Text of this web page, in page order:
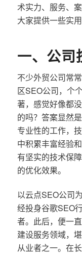
术实力、服务、
大家提供一些实
一、公司
不少外贸公司常
区SEO公司，个
著，感觉好像都
的吗？答案显然
专业性的工作，
中积累丰富经验
有坚实的技术保
的优化效果。
以云点SEO公司
经投身谷歌SEO
者。此后，便一
建设服务领域，
从业者之一。在